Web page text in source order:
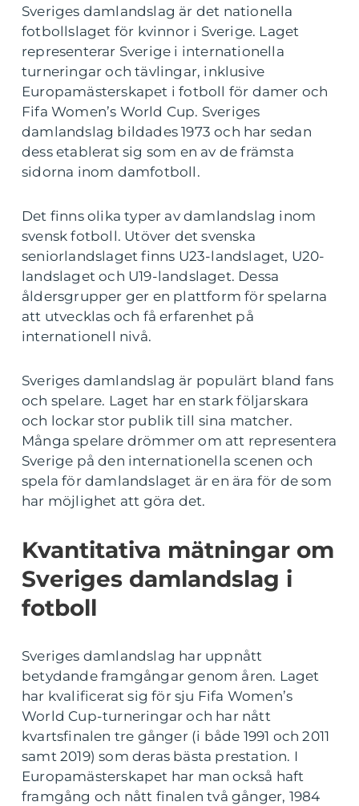
Sveriges damlandslag är det nationella
fotbollslaget för kvinnor i Sverige. Laget
representerar Sverige i internationella
turneringar och tävlingar, inklusive
Europamästerskapet i fotboll för damer och
Fifa Women’s World Cup. Sveriges
damlandslag bildades 1973 och har sedan
dess etablerat sig som en av de främsta
sidorna inom damfotboll.
Det finns olika typer av damlandslag inom
svensk fotboll. Utöver det svenska
seniorlandslaget finns U23-landslaget, U20-
landslaget och U19-landslaget. Dessa
åldersgrupper ger en plattform för spelarna
att utvecklas och få erfarenhet på
internationell nivå.
Sveriges damlandslag är populärt bland fans
och spelare. Laget har en stark följarskara
och lockar stor publik till sina matcher.
Många spelare drömmer om att representera
Sverige på den internationella scenen och
spela för damlandslaget är en ära för de som
har möjlighet att göra det.
Kvantitativa mätningar om
Sveriges damlandslag i
fotboll
Sveriges damlandslag har uppnått
betydande framgångar genom åren. Laget
har kvalificerat sig för sju Fifa Women’s
World Cup-turneringar och har nått
kvartsfinalen tre gånger (i både 1991 och 2011
samt 2019) som deras bästa prestation. I
Europamästerskapet har man också haft
framgång och nått finalen två gånger, 1984